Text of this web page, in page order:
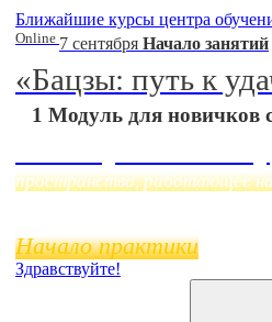
Ближайшие курсы центра
Online 7 сентября Начало занятий
«Бацзы: путь к
1 Модуль для новичков
пространство, работающее
Начало практики
Здравствуйте!